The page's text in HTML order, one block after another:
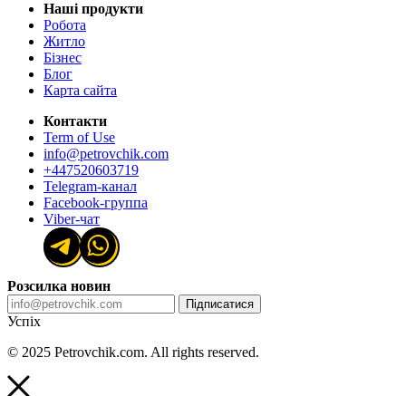
Наші продукти
Робота
Житло
Бізнес
Блог
Карта сайта
Контакти
Term of Use
info@petrovchik.com
+447520603719
Telegram-канал
Facebook-группа
Viber-чат
Розсилка новин
Підписатися
Успіх
© 2025 Petrovchik.com. All rights reserved.